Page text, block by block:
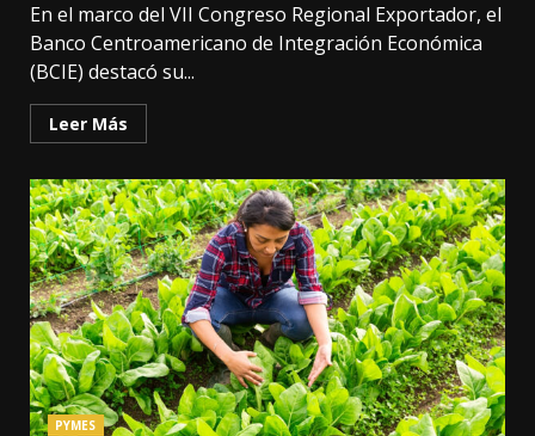
En el marco del VII Congreso Regional Exportador, el
Banco Centroamericano de Integración Económica
(BCIE) destacó su...
Leer Más
PYMES